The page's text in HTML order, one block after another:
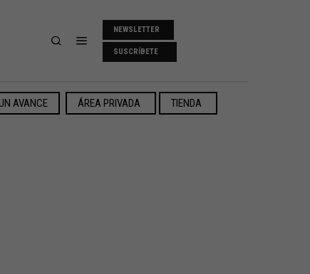
NEWSLETTER
SUSCRÍBETE
AVANCE ÁREA PRIVADA TIENDA